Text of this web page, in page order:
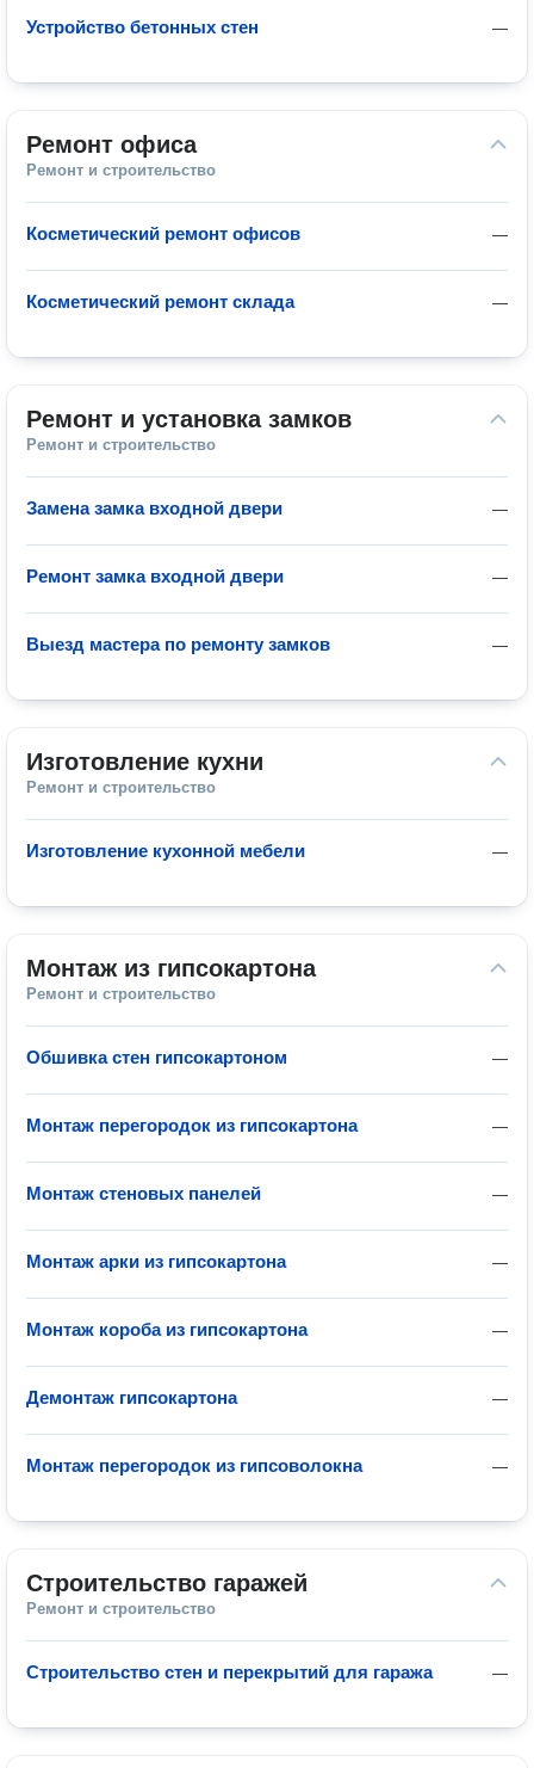
—
Устройство бетонных стен
Ремонт офиса
Ремонт и строительство
—
Косметический ремонт офисов
—
Косметический ремонт склада
Ремонт и установка замков
Ремонт и строительство
—
Замена замка входной двери
—
Ремонт замка входной двери
—
Выезд мастера по ремонту замков
Изготовление кухни
Ремонт и строительство
—
Изготовление кухонной мебели
Монтаж из гипсокартона
Ремонт и строительство
—
Обшивка стен гипсокартоном
—
Монтаж перегородок из гипсокартона
—
Монтаж стеновых панелей
—
Монтаж арки из гипсокартона
—
Монтаж короба из гипсокартона
—
Демонтаж гипсокартона
—
Монтаж перегородок из гипсоволокна
Строительство гаражей
Ремонт и строительство
—
Строительство стен и перекрытий для гаража